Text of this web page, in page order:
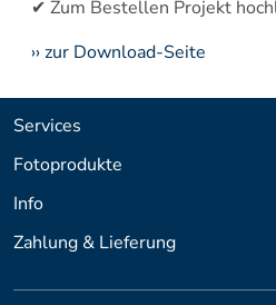
›› zur Download-Seite
Services
Fotoprodukte
Info
Zahlung & Lieferung